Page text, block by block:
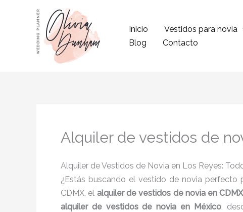
contenido
Inicio Vestidos para novia
Blog
Contacto
Alquiler de vestidos de
Alquiler de Vestidos de Novia en Los Reyes:
¿Estás buscando el vestido de novia perfecto
CDMX, el alquiler de vestidos de novia en CDMX
alquiler de vestidos de novia en México,